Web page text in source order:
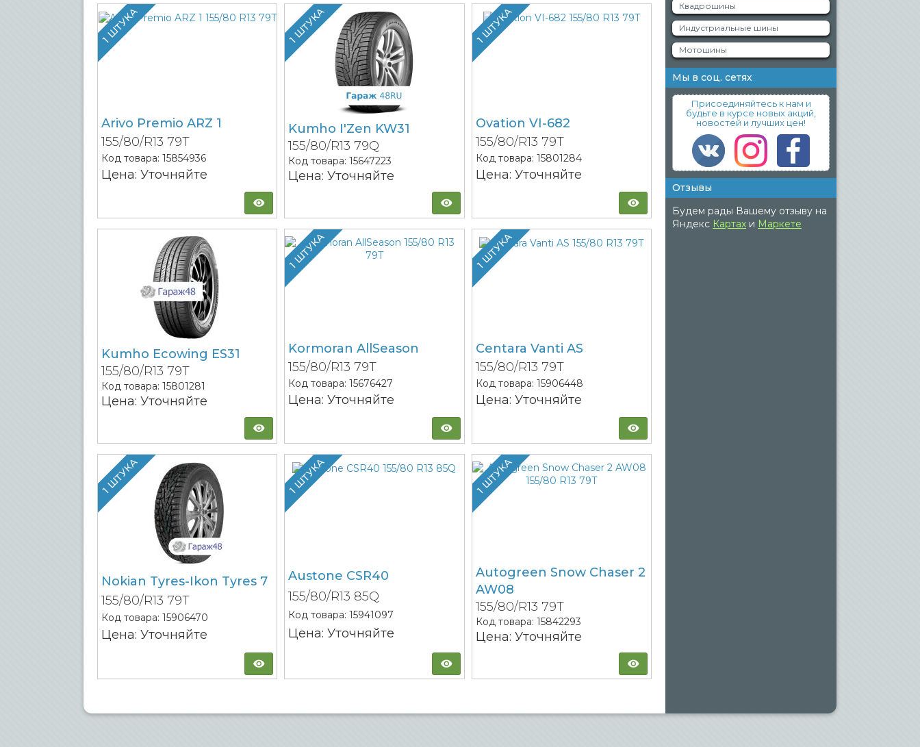
1 ШТУКА
Arivo Premio ARZ 1
155/80/R13 79T
Код товара: 15854936
Цена: Уточняйте
1 ШТУКА
Kumho I'Zen KW31
155/80/R13 79Q
Код товара:15647223
Цена: Уточняйте
1 ШТУКА
Ovation VI-682
155/80/R13 79T
Код товара: 15801284
Цена: Уточняйте
Kumho Ecowing ES31
155/80/R13 79T
Код товара: 15801281
Цена: Уточняйте
1 ШТУКА
Kormoran AllSeason
155/80/R13 79T
Код товара:15676427
Цена: Уточняйте
1 ШТУКА
Centara Vanti AS
155/80/R13 79T
Код товара: 15906448
Цена: Уточняйте
1 ШТУКА
Nokian Tyres-Ikon Tyres 7
155/80/R13 79T
Код товара: 15906470
Цена: Уточняйте
1 ШТУКА
Austone CSR40
155/80/R13 85Q
Код товара:15941097
Цена: Уточняйте
1 ШТУКА
Autogreen Snow Chaser 2
AW08
155/80/R13 79T
Код товара: 15842293
Цена: Уточняйте
Квадрошины
Индустриальные шины
Мотошины
Мы в соц. сетях
Присоединяйтесь к нам и
будьте в курсе новых акций,
новостей и лучших цен!
Отзывы
Будем рады Вашему отзыву на
Яндекс Картах и Маркете